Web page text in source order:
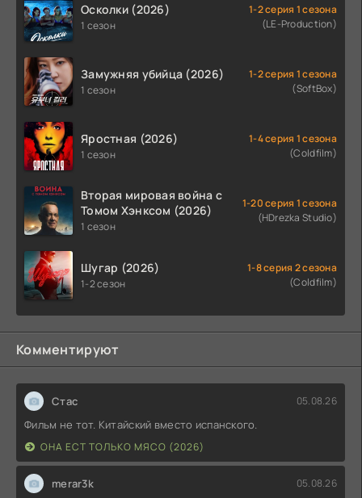
Осколки (2026)
1 сезон
1-2 серия 1 сезона
(LE-Production)
Замужняя убийца (2026)
1 сезон
1-2 серия 1 сезона
(SoftBox)
Яростная (2026)
1 сезон
1-4 серия 1 сезона
(Coldfilm)
Вторая мировая война с
Томом Хэнксом (2026)
1 сезон
1-20 серия 1 сезона
(HDrezka Studio)
Шугар (2026)
1-2 сезон
1-8 серия 2 сезона
(Coldfilm)
Комментируют
Стас 05.08.26
Фильм не тот. Китайский вместо испанского.
ОНА ЕСТ ТОЛЬКО МЯСО (2026)
merar3k 05.08.26